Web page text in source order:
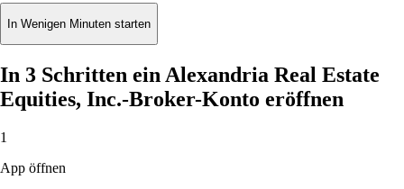
In Wenigen Minuten starten
In 3 Schritten ein Alexandria Real Estate
Equities, Inc.-Broker-Konto eröffnen
1
App öffnen